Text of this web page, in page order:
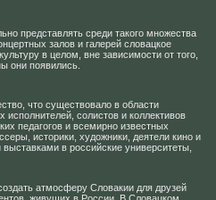
представлять среди такого множества
залов и галерей словацкое
в целом, вне зависимости от того,
они появились.
что существовало в области
солистов и коллективов
педагогов и всемирно известных
историки, художники, деятели кино и
в российские университеты,
атмосферу Словакии для друзей